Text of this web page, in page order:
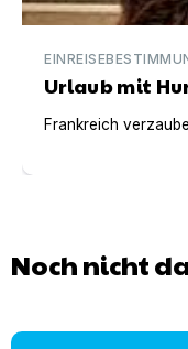
Urlaub mit
Frankreich
Noch nicht